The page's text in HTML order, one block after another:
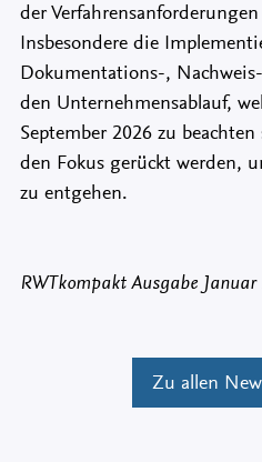
der
Insbesondere die
Dokumentations-,
den Unternehmensablauf,
September 2026 zu
den Fokus gerückt werden,
zu entgehen.
RWTkompakt Ausgabe
Zu allen